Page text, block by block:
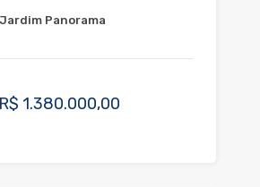
Panorama
R$ 1.380.000,00